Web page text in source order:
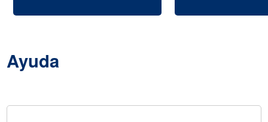
Ayuda